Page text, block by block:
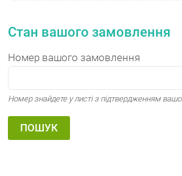
Стан вашого замовлення
Номер вашого замовлення
Номер знайдете у листі з підтвердженням